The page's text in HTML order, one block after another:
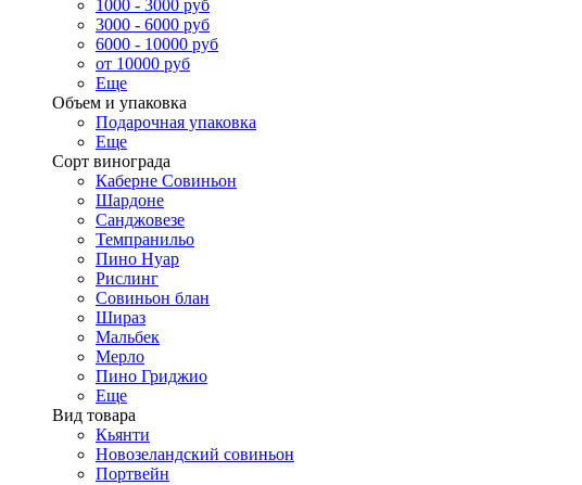
1000 - 3000 руб
3000 - 6000 руб
6000 - 10000 руб
от 10000 руб
Еще
Объем и упаковка
Подарочная упаковка
Еще
Сорт винограда
Каберне Совиньон
Шардоне
Санджовезе
Темпранильо
Пино Нуар
Рислинг
Совиньон блан
Шираз
Мальбек
Мерло
Пино Гриджио
Еще
Вид товара
Кьянти
Новозеландский совиньон
Портвейн